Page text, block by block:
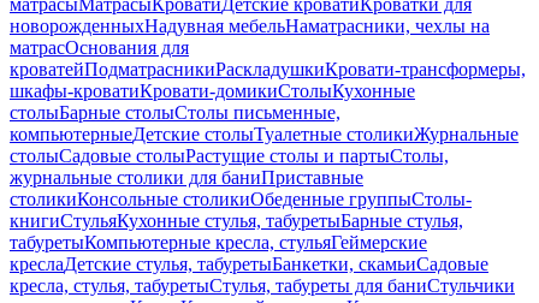
матрасыМатрасыКроватиДетские кроватиКроватки для
новорожденныхНадувная мебельНаматрасники, чехлы на
матрасОснования для
кроватейПодматрасникиРаскладушкиКровати-трансформеры,
шкафы-кроватиКровати-домикиСтолыКухонные
столыБарные столыСтолы письменные,
компьютерныеДетские столыТуалетные столикиЖурнальные
столыСадовые столыРастущие столы и партыСтолы,
журнальные столики для баниПриставные
столикиКонсольные столикиОбеденные группыСтолы-
книгиСтульяКухонные стулья, табуретыБарные стулья,
табуретыКомпьютерные кресла, стульяГеймерские
креслаДетские стулья, табуретыБанкетки, скамьиСадовые
кресла, стулья, табуретыСтулья, табуреты для баниСтульчики